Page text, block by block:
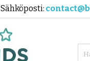
Sähköposti: